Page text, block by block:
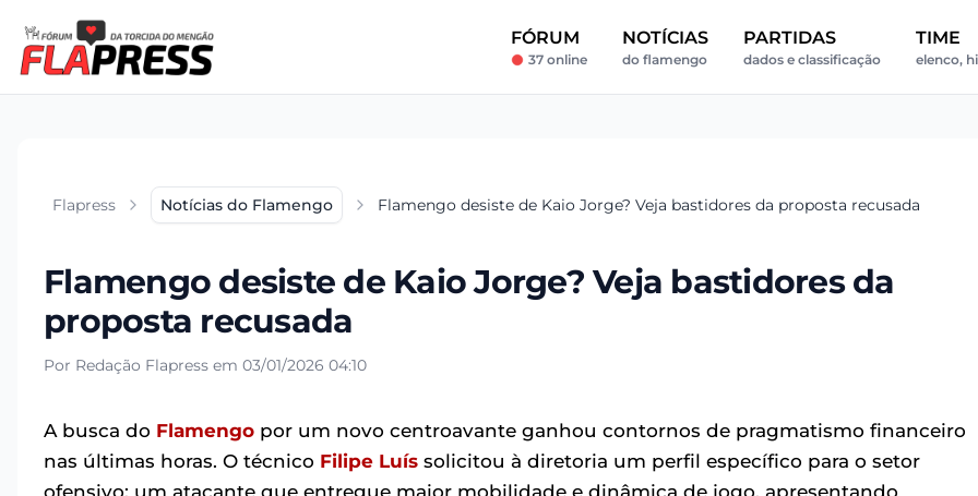
FÓRUM
37 online
NOTÍCIAS
do flamengo
PARTIDAS
dados e classificação
TIME
elenco,
Flapress Notícias do Flamengo Flamengo desiste de Kaio Jorge? Veja bastidores da proposta recusada
Flamengo desiste de Kaio Jorge? Veja bastidores da
proposta recusada
Por Redação Flapress em 03/01/2026 04:10
A busca do Flamengo por um novo centroavante ganhou contornos de pragmatismo financeiro
nas últimas horas. O técnico Filipe Luís solicitou à diretoria um perfil específico para o setor
ofensivo: um atacante que entregue maior mobilidade e dinâmica de jogo, apresentando